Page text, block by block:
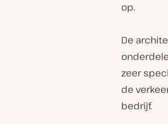
op.
De
zeer
de
bedrijf.